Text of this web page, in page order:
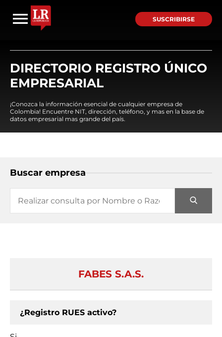
SUSCRIBIRSE
DIRECTORIO REGISTRO ÚNICO
EMPRESARIAL
¡Conozca la información esencial de cualquier empresa de
Colombia! Encuentre NIT, dirección, teléfono, y mas en la base de
datos empresarial mas grande del país.
Buscar empresa
FABES S.A.S.
¿Registro RUES activo?